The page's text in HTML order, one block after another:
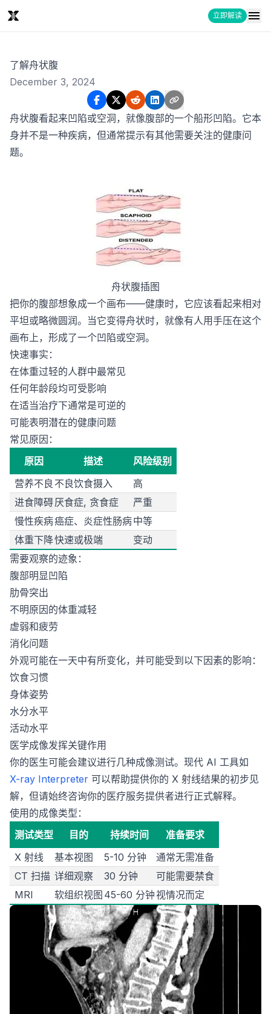
立即解读
了解舟状腹
December 3, 2024
舟状腹看起来凹陷或空洞，就像腹部的一个船形凹陷。它本
身并不是一种疾病，但通常提示有其他需要关注的健康问
题。
舟状腹插图
把你的腹部想象成一个画布——健康时，它应该看起来相对
平坦或略微圆润。当它变得舟状时，就像有人用手压在这个
画布上，形成了一个凹陷或空洞。
快速事实：
在体重过轻的人群中最常见
任何年龄段均可受影响
在适当治疗下通常是可逆的
可能表明潜在的健康问题
常见原因：
原因
描述
风险级别
营养不良 不良饮食摄入
高
进食障碍厌食症, 贪食症
严重
慢性疾病癌症、炎症性肠病中等
体重下降快速或极端
变动
需要观察的迹象：
腹部明显凹陷
肋骨突出
不明原因的体重减轻
虚弱和疲劳
消化问题
外观可能在一天中有所变化，并可能受到以下因素的影响：
饮食习惯
身体姿势
水分水平
活动水平
医学成像发挥关键作用
你的医生可能会建议进行几种成像测试。现代 AI 工具如
X-ray Interpreter 可以帮助提供你的 X 射线结果的初步见
解，但请始终咨询你的医疗服务提供者进行正式解释。
使用的成像类型：
测试类型
目的 持续时间
准备要求
X 射线
基本视图 5-10 分钟
通常无需准备
CT 扫描 详细观察 30 分钟
可能需要禁食
MRI
软组织视图 45-60 分钟 视情况而定